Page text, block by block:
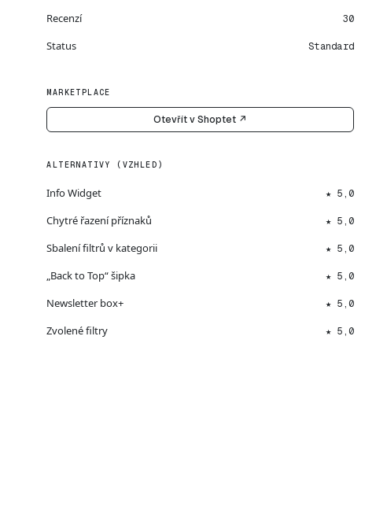
Recenzí 30
Status Standard
MARKETPLACE
Otevřít v Shoptet ↗
ALTERNATIVY (VZHLED)
Info Widget ★ 5,0
Chytré řazení příznaků ★ 5,0
Sbalení filtrů v kategorii ★ 5,0
„Back to Top“ šipka ★ 5,0
Newsletter box+ ★ 5,0
Zvolené filtry ★ 5,0